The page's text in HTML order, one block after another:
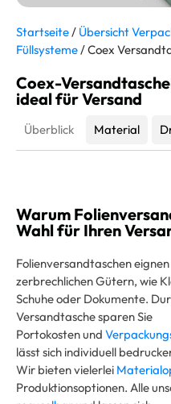
Startseite/ Übersicht
Füllsysteme/ Coex
Coex-
ideal für Versand
Überblick Material
Warum
Wahl für Ihren
Folienversandtaschen
zerbrechlichen Gütern, wie
Schuhe oder Dokumente.
Versandtasche sparen Sie
Portokosten und
lässt sich individuell
Wir bieten vielerlei
Produktionsoptionen. Alle